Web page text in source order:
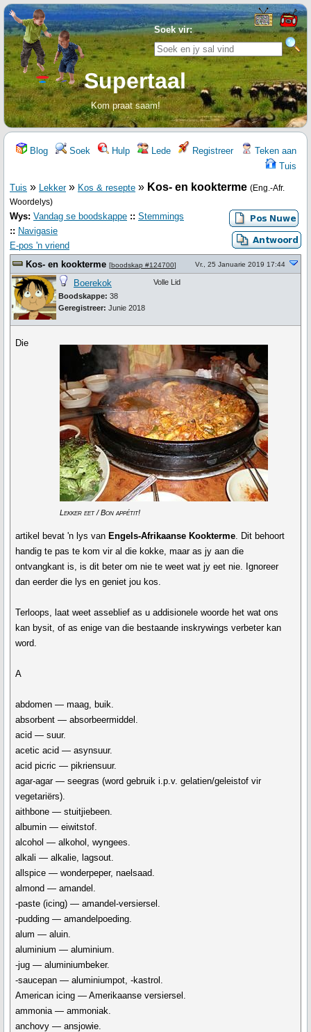
Soek vir:
Supertaal
Kom praat saam!
Blog Soek Hulp Lede Registreer
Teken aan
Tuis
Tuis » Lekker» Kos & resepte » Kos- en kookterme (Eng.-Afr.
Woordelys)
Wys: Vandag se boodskappe :: Stemmings
:: Navigasie
E-pos 'n vriend
Kos- en kookterme [boodskap #124700] Vr., 25 Januarie 2019 17:44
Boerekok
Boodskappe: 38
Geregistreer: Junie 2018
Volle Lid
Lekker eet / Bon appétit!
Die
artikel bevat 'n lys vanEngels-Afrikaanse Kookterme . Dit behoort
handig te pas te kom vir al die kokke, maar as jy aan die
ontvangkant is, is dit beter om nie te weet wat jy eet nie. Ignoreer
dan eerder die lys en geniet jou kos.
Terloops, laat weet asseblief as u addisionele woorde het wat ons
kan bysit, of as enige van die bestaande inskrywings verbeter kan
word.
A
abdomen — maag, buik.
absorbent — absorbeermiddel.
acid — suur.
acetic acid — asynsuur.
acid picric — pikriensuur.
agar-agar — seegras (word gebruik i.p.v. gelatien/geleistof vir
vegetariërs).
aithbone — stuitjiebeen.
albumin — eiwitstof.
alcohol — alkohol, wyngees.
alkali — alkalie, lagsout.
allspice — wonderpeper, naelsaad.
almond — amandel.
-paste (icing) — amandel-versiersel.
-pudding — amandelpoeding.
alum — aluin.
aluminium — aluminium.
-jug — aluminiumbeker.
-saucepan — aluminiumpot, -kastrol.
American icing — Amerikaanse versiersel.
ammonia — ammoniak.
anchovy — ansjowie.